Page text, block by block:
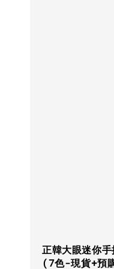
正韓大眼迷你
(7色-現貨+預購